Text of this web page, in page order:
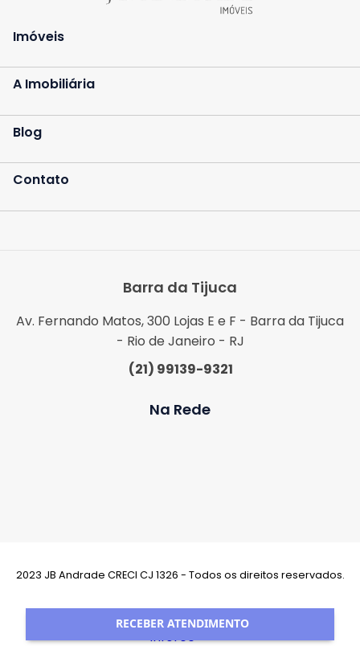
RECEBER ATENDIMENTO
Imóveis
A Imobiliária
Blog
Contato
Barra da Tijuca
Av. Fernando Matos, 300 Lojas E e F - Barra da Tijuca
- Rio de Janeiro - RJ
(21) 99139-9321
Na Rede
2023 JB Andrade CRECI CJ 1326 - Todos os direitos reservados.